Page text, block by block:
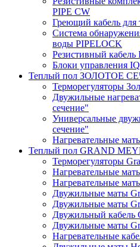
PIPE CW
Греющий кабель
Система
воды PIPELOCK
Резистивный
Блоки управления
Теплый пол ЗОЛОТОЕ
Терморегуляторы
Двужильные
сечение"
Универсальные
сечение"
Нагревательные
Теплый пол GRAND
Терморегуляторы
Нагревательные
Нагревательные
Двужильные маты
Двужильные маты
Двужильный кабель
Двужильные маты
Нагревательные